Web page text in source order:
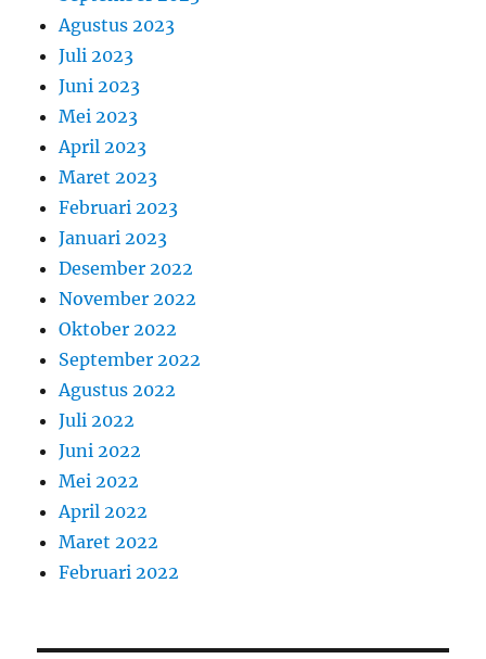
Agustus 2023
Juli 2023
Juni 2023
Mei 2023
April 2023
Maret 2023
Februari 2023
Januari 2023
Desember 2022
November 2022
Oktober 2022
September 2022
Agustus 2022
Juli 2022
Juni 2022
Mei 2022
April 2022
Maret 2022
Februari 2022